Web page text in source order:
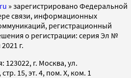
» зарегистрировано Федеральной
связи, информационных
регистрационный
о регистрации: серия Эл №
г.
123022, г. Москва, ул.
15, эт. 4, пом. X, ком. 1